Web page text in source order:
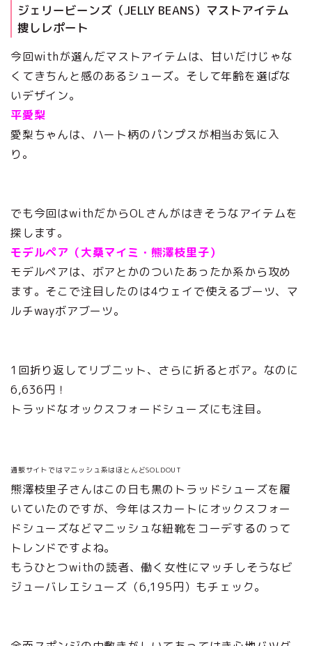
ジェリービーンズ（JELLY BEANS）マストアイテム
捜しレポート
今回withが選んだマストアイテムは、甘いだけじゃな
くてきちんと感のあるシューズ。そして年齢を選ばな
いデザイン。
平愛梨
愛梨ちゃんは、ハート柄のパンプスが相当お気に入
り。
でも今回はwithだからOLさんがはきそうなアイテムを
探します。
モデルペア（大桑マイミ・熊澤枝里子）
モデルペアは、ボアとかのついたあったか系から攻め
ます。そこで注目したのは4ウェイで使えるブーツ、マ
ルチwayボアブーツ。
1回折り返してリブニット、さらに折るとボア。なのに
6,636円！
トラッドなオックスフォードシューズにも注目。
通販サイトではマニッシュ系はほとんどSOLDOUT
熊澤枝里子さんはこの日も黒のトラッドシューズを履
いていたのですが、今年はスカートにオックスフォー
ドシューズなどマニッシュな紐靴をコーデするのって
トレンドですよね。
もうひとつwithの読者、働く女性にマッチしそうなビ
ジューバレエシューズ（6,195円）もチェック。